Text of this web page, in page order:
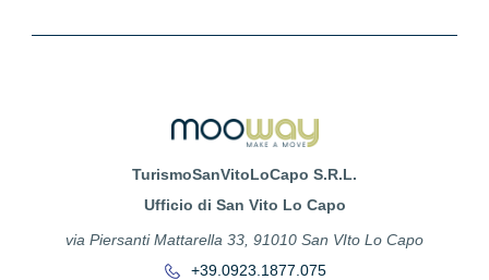
TurismoSanVitoLoCapo S.R.L.
Ufficio di San Vito Lo Capo
via Piersanti Mattarella 33, 91010 San VIto Lo Capo
+39.0923.1877.075